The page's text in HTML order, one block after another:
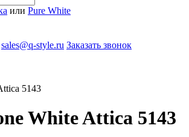
или Pure White
sales@q-style.ru Заказать звонок
5143
White Attica 5143